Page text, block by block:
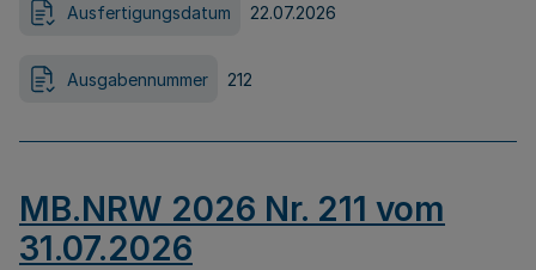
Ausfertigungsdatum 22.07.2026
Ausgabennummer 212
MB.NRW 2026 Nr. 211 vom
31.07.2026